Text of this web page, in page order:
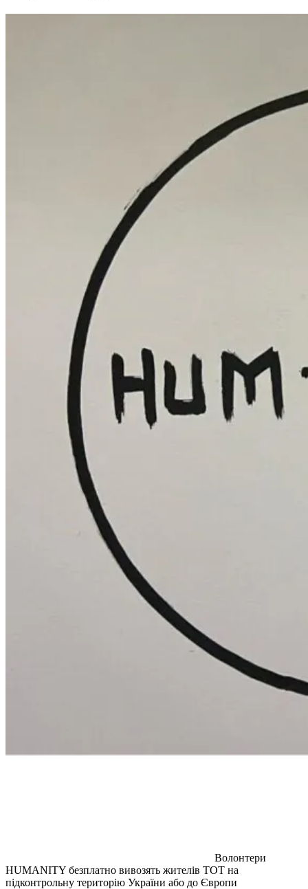
Волонтери
HUMANITY безплатно вивозять жителів ТОТ на
підконтрольну територію України або до Європи